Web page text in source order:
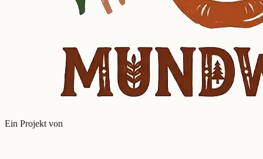
Ein Projekt von